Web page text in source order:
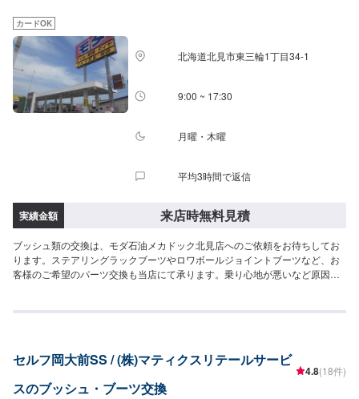
カードOK
北海道北見市東三輪1丁目34-1
9:00 ~ 17:30
月曜・木曜
平均3時間で返信
実績金額 来店時無料見積
ブッシュ類の交換は、モダ石油メカドック北見店へのご依頼をお待ちしてお
ります。ステアリングラックブーツやロワボールジョイントブーツなど、お
客様のご希望のパーツ交換も当店にて承ります。乗り心地が悪いなど原因が
ージよりご予約いただけることをお待ちしております。
セルフ岡大前SS / (株)マティクスリテールサービ
スのブッシュ・ブーツ交換
4.8(18件)